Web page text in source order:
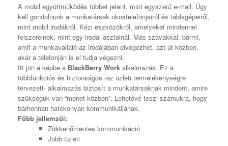
A mobil együttműködés többet jelent, mint egyszerű e-mail. Úgy
kell gondolnunk a munkatársak okostelefonjairól és táblagépeiről,
mint mobil irodákról. Kézi eszközökről, amelyeket mindennel
felszerelnek, mint egy irodai asztalnál. Más szavakkal: bármi,
amit a munkavállaló az irodájában elvégezhet, azt út közben,
akár a telefonján is el tudja végezni.
Itt jön a képbe a BlackBerry Work alkalmazás. Ez a
többfunkciós és biztonságos -az üzleti termelékenységre
tervezett- alkalmazás biztosít a munkatársaknak mindent, amire
szükségük van “menet közben”. Lehetővé teszi számukra, hogy
bárhonnan hatékonyan kommunikáljanak.
Főbb jellemzői:
Zökkenőmentes kommunikáció
Jobb üzleti